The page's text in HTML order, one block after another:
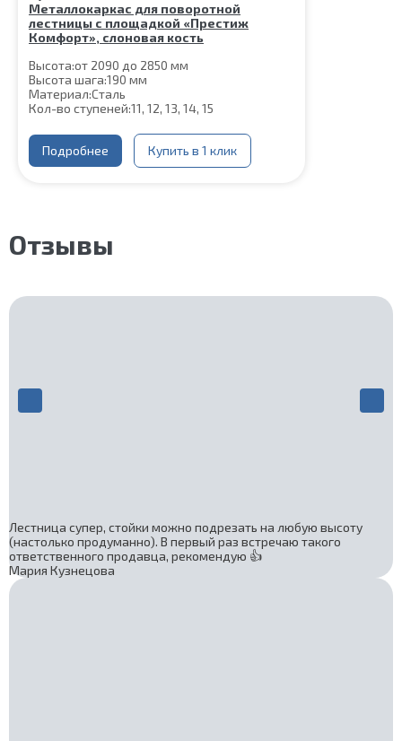
Металлокаркас для поворотной
лестницы с площадкой «Престиж
Комфорт», слоновая кость
Высота:от 2090 до 2850 мм
Высота шага:190 мм
Материал:Сталь
Кол-во ступеней:11, 12, 13, 14, 15
Подробнее Купить в 1 клик
Отзывы
Лестница супер, стойки можно подрезать на любую высоту
(настолько продуманно). В первый раз встречаю такого
ответственного продавца, рекомендую 👍
Мария Кузнецова